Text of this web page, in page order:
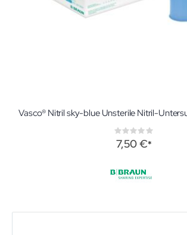
Rating:
0%
7,50 €